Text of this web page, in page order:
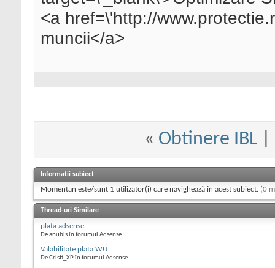
<a href=\'http://
muncii</a>
« Obtinere IBL|
Informații subiect
Momentan este/sunt 1 utilizator(i) care navighează în acest subiect. (0
Thread-uri Similare
plata adsense
De anubis în forumul Adsense
Valabilitate plata WU
De Cristi_XP în forumul Adsense